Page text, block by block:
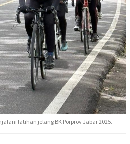
latihan jelang BK Porprov Jabar 2025.